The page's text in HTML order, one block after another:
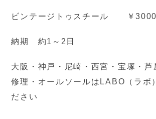
ビンテージトゥスチール ￥
納期 約1～2日
大阪・神戸・尼崎・西宮・宝塚・
修理・オールソールはLABO（ラボ
ださい